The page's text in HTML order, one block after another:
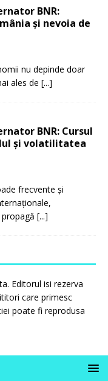
BNR:
și nevoia de
nu depinde doar
ales de [...]
BNR: Cursul
și volatilitatea
frecvente și
[...]
Editorul isi rezerva
care primesc
poate fi reprodusa